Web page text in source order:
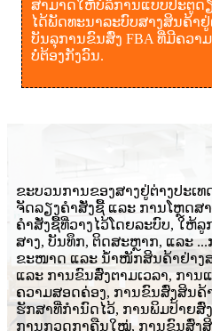
ສາມາດໃຫ້ບໍລິການແບບປະຕູດ
ໄດ້ພັດທະນາລະບົບສາງສິນຄ້າຢູ່
ບັນລຸການຂົນສົ່ງ FBA ທີ່ມີຄວ
ບໍ່ຕ້ອງກັງວົນ.
ຂະບວນການຂອງສາງຢູ່ຕ່າງປະເ
ຈັດລຽງຄຳສັ່ງຊື້ ແລະ ການໂຫຼດສ
ຄຳສັ່ງຊື້ທີ່ວາງໄວ້ໂດຍລະບົບ, ໃຫ້
ສາງ, ບັນທຶກ, ຕິດສະຫຼາກ, ແລະ ...
ຂະໜາດ ແລະ ນ້ຳໜັກສິນຄ້າຢ່າງ
ແລະ ການຂົນສົ່ງຕາມເວລາ, ການ
ຄວາມສອດຄ່ອງ, ການຂົນສົ່ງສິນຄ້
ຮັກສາທີ່ກຳນົດໄວ້, ການພິມປ້າຍສົ່
ການກວດກາຄືນໃໝ່, ການຂົນສົ່ງສິ